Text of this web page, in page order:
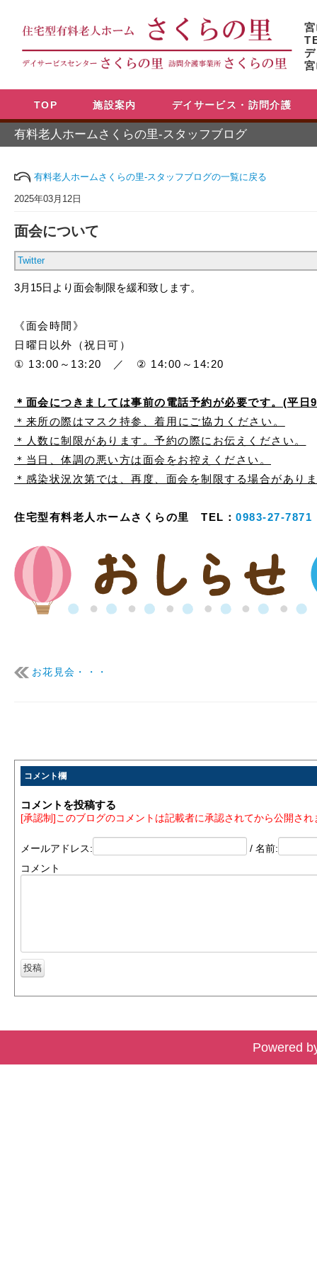
TOP 施設案内 デイサービス・訪問介護
有料老人ホームさくらの里-スタッフブログ
有料老人ホームさくらの里-スタッフブログの一覧に戻る
2025年03月12日
面会について
Twitter
3月15日より面会制限を緩和致します。
《面会時間》
日曜日以外（祝日可）
① 13:00～13:20 ／ ② 14:00～14:20
＊面会につきましては事前の電話予約が必要です。(平
＊来所の際はマスク持参、 着用にご協力ください。
＊人数に制限があります。予約の際にお伝えください。
＊当日、体調の悪い方は面会をお控えください。
＊感染状況次第では、再度、面会を制限する場合があり
住宅型有料老人ホームさくらの里 TEL： 0983-27-7871
お花見会・・・
コメント欄
コメントを投稿する
[承認制]このブログのコメントは記載者に承認されてから公開され
メールアドレス:
/ 名前:
コメント
Powered